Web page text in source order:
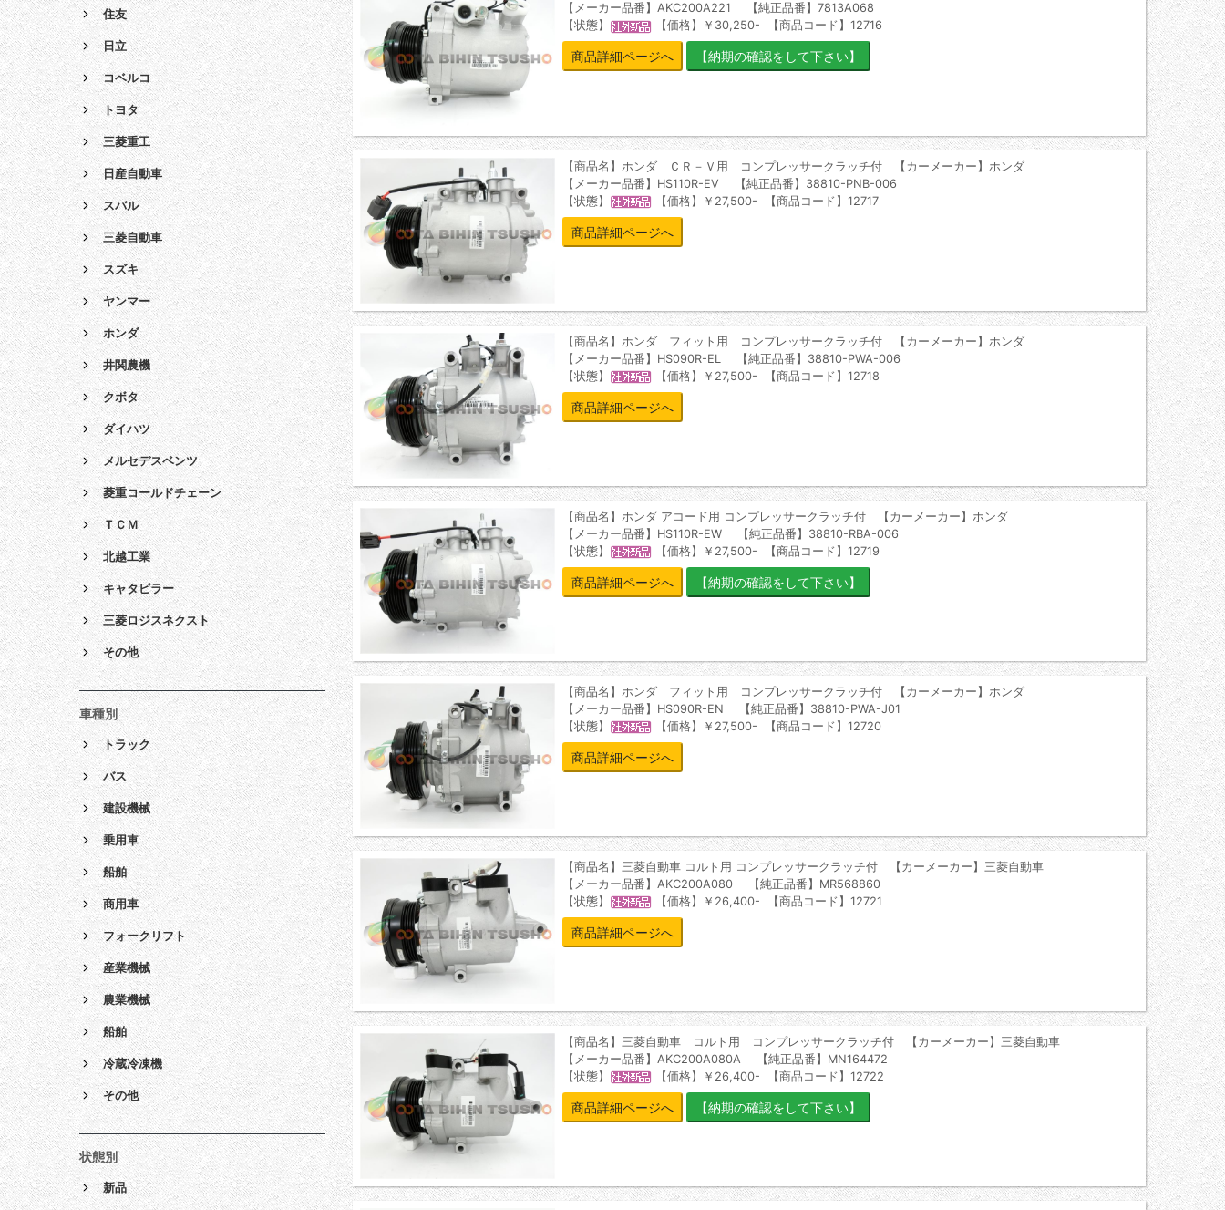
【メーカー品番】AKC200A221 【純正品番】7813A068
【状態】
【価格】￥30,250- 【商品コード】12716
商品詳細ページへ
【商品名】ホンダ ＣＲ－Ｖ用 コンプレッサークラッチ付 【カーメーカー】ホンダ
【メーカー品番】HS110R-EV 【純正品番】38810-PNB-006
【状態】
【価格】￥27,500- 【商品コード】12717
商品詳細ページへ
【商品名】ホンダ フィット用 コンプレッサークラッチ付 【カーメーカー】ホンダ
【メーカー品番】HS090R-EL 【純正品番】38810-PWA-006
【状態】
【価格】￥27,500- 【商品コード】12718
商品詳細ページへ
【商品名】ホンダ アコード用 コンプレッサークラッチ付 【カーメーカー】ホンダ
【メーカー品番】HS110R-EW 【純正品番】38810-RBA-006
【状態】
【価格】￥27,500- 【商品コード】12719
商品詳細ページへ
【商品名】ホンダ フィット用 コンプレッサークラッチ付 【カーメーカー】ホンダ
【メーカー品番】HS090R-EN 【純正品番】38810-PWA-J01
【状態】
【価格】￥27,500- 【商品コード】12720
商品詳細ページへ
【商品名】三菱自動車 コルト用 コンプレッサークラッチ付 【カーメーカー】三菱自動車
【メーカー品番】AKC200A080 【純正品番】MR568860
【状態】
【価格】￥26,400- 【商品コード】12721
商品詳細ページへ
【商品名】三菱自動車 コルト用 コンプレッサークラッチ付 【カーメーカー】三菱自動車
【メーカー品番】AKC200A080A 【純正品番】MN164472
【状態】
【価格】￥26,400- 【商品コード】12722
商品詳細ページへ
住友
日立
コベルコ
トヨタ
三菱重工
日産自動車
スバル
三菱自動車
スズキ
ヤンマー
ホンダ
井関農機
クボタ
ダイハツ
メルセデスベンツ
菱重コールドチェーン
ＴＣＭ
北越工業
キャタピラー
三菱ロジスネクスト
その他
車種別
トラック
バス
建設機械
乗用車
船舶
商用車
フォークリフト
産業機械
農業機械
船舶
冷蔵冷凍機
その他
状態別
新品